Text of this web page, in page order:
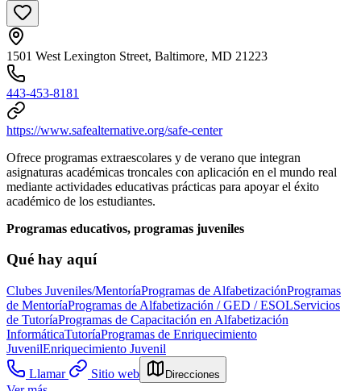
1501 West Lexington Street, Baltimore, MD 21223
443-453-8181
https://www.safealternative.org/safe-center
Ofrece programas extraescolares y de verano que integran
asignaturas académicas troncales con aplicación en el mundo real
mediante actividades educativas prácticas para apoyar el éxito
académico de los estudiantes.
Programas educativos, programas juveniles
Qué hay aquí
Clubes Juveniles/MentoríaProgramas de AlfabetizaciónProgramas
de MentoríaProgramas de Alfabetización / GED / ESOLServicios
de TutoríaProgramas de Capacitación en Alfabetización
InformáticaTutoríaProgramas de Enriquecimiento
JuvenilEnriquecimiento Juvenil
Llamar
Sitio web Direcciones